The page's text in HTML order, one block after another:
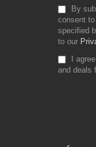
By
consent
specified
to our
I
and deals